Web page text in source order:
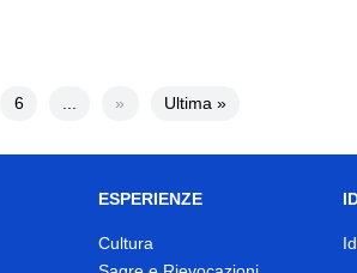
6 ... » Ultima »
ESPERIENZE
Cultura